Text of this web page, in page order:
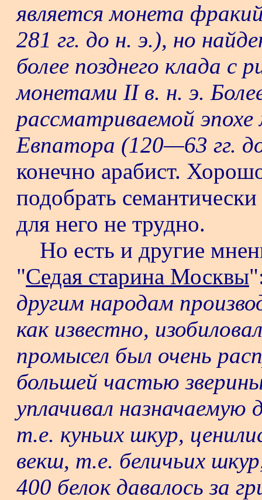
является монета
281 гг. до н. э.), но
более позднего клада с
монетами II в. н. э.
рассматриваемой
Евпатора (120—63 гг.
конечно арабист.
подобрать
для него не трудно.
Но есть и другие
"Седая старина Москвы
другим народам
как известно,
промысел был очень
большей частью
уплачивал назначаемую
т.е. куньих шкур,
векш, т.е. беличьих
400 белок давалось за